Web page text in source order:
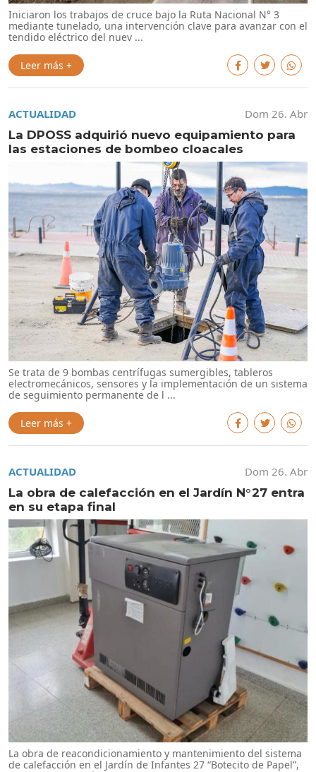
Iniciaron los trabajos de cruce bajo la Ruta Nacional N° 3
mediante tunelado, una intervención clave para avanzar con el
tendido eléctrico del nuev ...
Leer más +
ACTUALIDAD
Dom 26. Abr
La DPOSS adquirió nuevo equipamiento para
las estaciones de bombeo cloacales
Se trata de 9 bombas centrífugas sumergibles, tableros
electromecánicos, sensores y la implementación de un sistema
de seguimiento permanente de l ...
Leer más +
ACTUALIDAD
Dom 26. Abr
La obra de calefacción en el Jardín N°27 entra
en su etapa final
La obra de reacondicionamiento y mantenimiento del sistema
de calefacción en el Jardín de Infantes 27 “Botecito de Papel”,